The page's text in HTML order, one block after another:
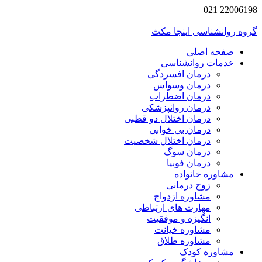
روانشناسی اینجا مکث
صفحه اصلی
خدمات روانشناسی
درمان افسردگی
درمان وسواس
درمان اضطراب
درمان روانپزشکی
درمان اختلال دو قطبی
درمان بی خوابی
درمان اختلال شخصیت
درمان سوگ
درمان فوبیا
مشاوره خانواده
زوج درمانی
مشاوره ازدواج
مهارت های ارتباطی
انگیزه و موفقیت
مشاوره خیانت
مشاوره طلاق
مشاوره کودک